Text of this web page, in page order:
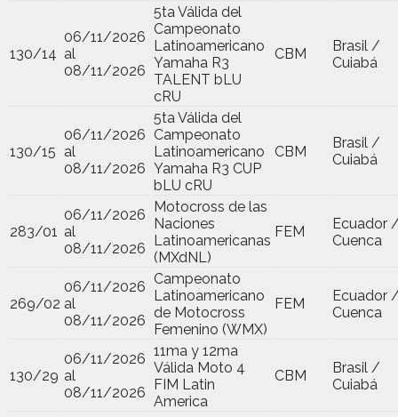
130/14
06/11/2026
al
08/11/2026
5ta Válida del
Campeonato
Latinoamericano
Yamaha R3
TALENT bLU
cRU
CBM
Brasil /
Cuiabá
130/15
06/11/2026
al
08/11/2026
5ta Válida del
Campeonato
Latinoamericano
Yamaha R3 CUP
bLU cRU
CBM
Brasil /
Cuiabá
283/01
06/11/2026
al
08/11/2026
Motocross de las
Naciones
Latinoamericanas
(MXdNL)
FEM
Ecuador
Cuenca
269/02
06/11/2026
al
08/11/2026
Campeonato
Latinoamericano
de Motocross
Femenino (WMX)
FEM
Ecuador
Cuenca
130/29
06/11/2026
al
08/11/2026
11ma y 12ma
Válida Moto 4
FIM Latin
America
CBM
Brasil /
Cuiabá